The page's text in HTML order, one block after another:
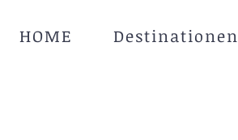
HOME Destinationen